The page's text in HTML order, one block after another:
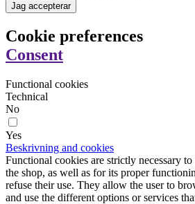
Jag accepterar
Cookie preferences
Consent
Functional cookies
Technical
No
Yes
Beskrivning and cookies
Functional cookies are strictly necessary
the shop, as well as for its proper
refuse their use. They allow the user to
and use the different options or services